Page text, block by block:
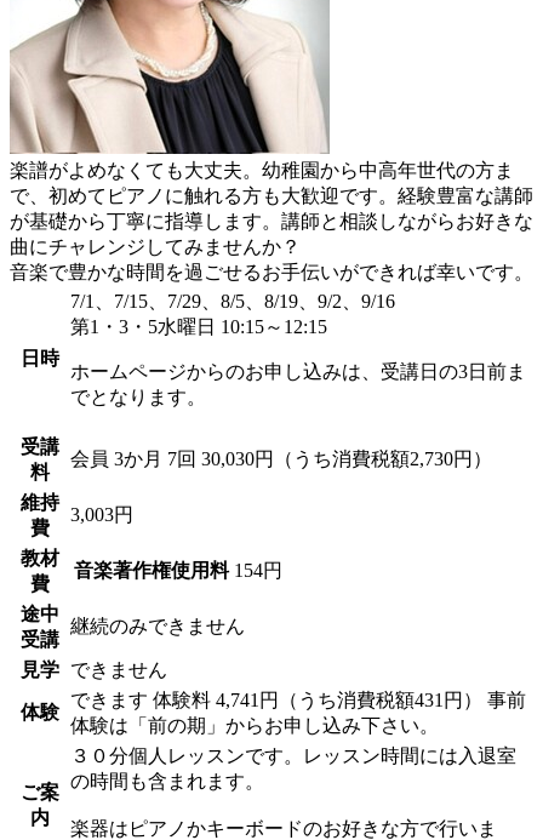
楽譜がよめなくても大丈夫。幼稚園から中高年世代の方ま
で、初めてピアノに触れる方も大歓迎です。経験豊富な講師
が基礎から丁寧に指導します。講師と相談しながらお好きな
曲にチャレンジしてみませんか？
音楽で豊かな時間を過ごせるお手伝いができれば幸いです。
日時
7/1、7/15、7/29、8/5、8/19、9/2、9/16
第1・3・5水曜日 10:15～12:15
ホームページからのお申し込みは、受講日の3日前ま
でとなります。
受講
料
会員 3か月 7回 30,030円（うち消費税額2,730円）
維持
費
3,003円
教材
費
音楽著作権使用料 154円
途中
受講
継続のみできません
見学 できません
体験
できます 体験料 4,741円（うち消費税額431円） 事前
体験は「前の期」からお申し込み下さい。
ご案
内
３０分個人レッスンです。レッスン時間には入退室
の時間も含まれます。
楽器はピアノかキーボードのお好きな方で行いま